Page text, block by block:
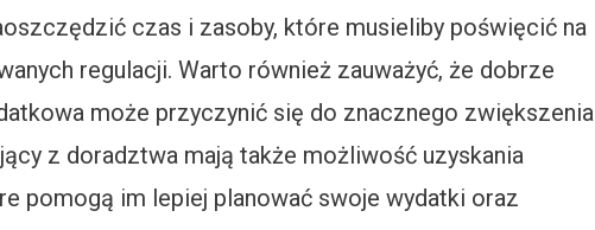
czas i zasoby, które musieliby poświęcić na
regulacji. Warto również zauważyć, że dobrze
może przyczynić się do znacznego zwiększenia
z doradztwa mają także możliwość uzyskania
pomogą im lepiej planować swoje wydatki oraz